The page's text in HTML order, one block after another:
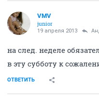
VMV
junior
19 апреля 2013
на след. неделе
в эту субботу к
ОТВЕТИТЬ